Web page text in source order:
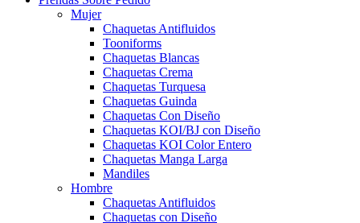
Mujer
Chaquetas Antifluidos
Tooniforms
Chaquetas Blancas
Chaquetas Crema
Chaquetas Turquesa
Chaquetas Guinda
Chaquetas Con Diseño
Chaquetas KOI/BJ con Diseño
Chaquetas KOI Color Entero
Chaquetas Manga Larga
Mandiles
Hombre
Chaquetas Antifluidos
Chaquetas con Diseño